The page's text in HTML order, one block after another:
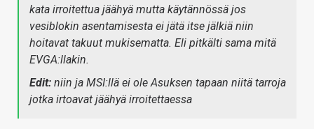
kata irroitettua jäähyä mutta käytännössä jos
vesiblokin asentamisesta ei jätä itse jälkiä niin
hoitavat takuut mukisematta. Eli pitkälti sama mitä
EVGA:llakin.
Edit: niin ja MSI:llä ei ole Asuksen tapaan niitä tarroja
jotka irtoavat jäähyä irroitettaessa